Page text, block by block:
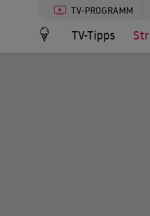
TV-PROGRAMM
TV-Tipps